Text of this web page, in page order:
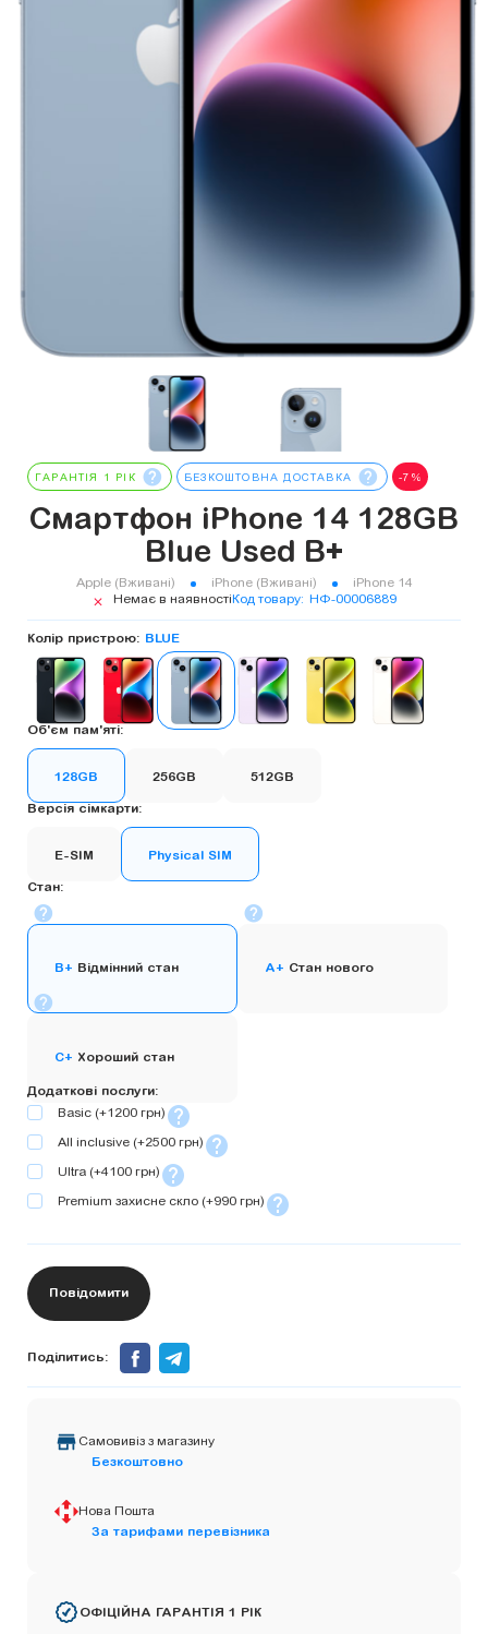
ГАРАНТІЯ 1 РІК БЕЗКОШТОВНА ДОСТАВКА -7%
Смартфон iPhone 14 128GB
Blue Used B+
Apple (Вживані) iPhone (Вживані)
iPhone 14
Немає в наявностіКод товару НФ-00006889
Колір пристрою: BLUE
Об'єм пам'яті:
128GB 256GB 512GB
Версія сімкарти:
E-SIM Physical SIM
Стан:
B+ Відмінний стан A+ Стан нового
C+ Хороший стан
Додаткові послуги
Basic (+1200 грн)
All inclusive (+2500 грн)
Ultra (+4100 грн)
Premium захисне скло (+990 грн)
Повідомити
Поділитись:
Самовивіз з магазину
Безкоштовно
Нова Пошта
За тарифами перевізника
ОФІЦІЙНА ГАРАНТІЯ 1 РІК